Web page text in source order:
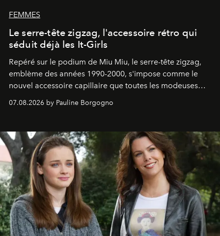
FEMMES
Le serre-tête zigzag, l'accessoire rétro qui
séduit déjà les It-Girls
Repéré sur le podium de Miu Miu, le serre-tête zigzag,
emblème des années 1990-2000, s'impose comme le
nouvel accessoire capillaire que toutes les modeuses
s'arrachent déjà.
07.08.2026 by Pauline Borgogno